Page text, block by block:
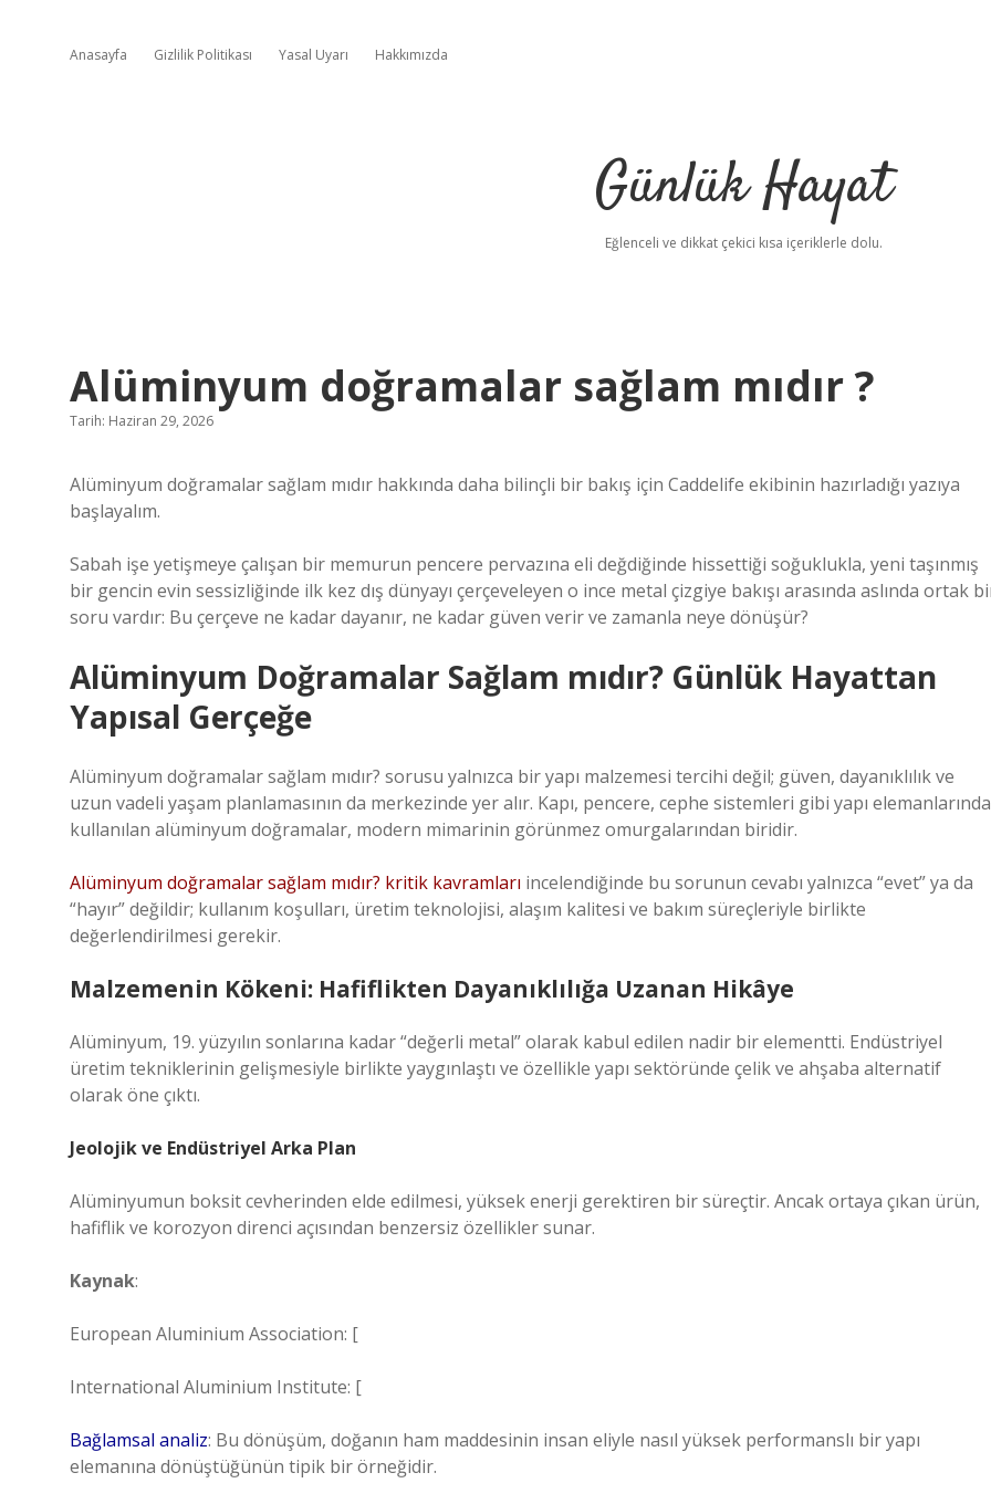
Anasayfa Gizlilik Politikası Yasal Uyarı Hakkımızda
Günlük Hayat
Eğlenceli ve dikkat çekici kısa içeriklerle dolu.
Alüminyum doğramalar sağlam mıdır ?
Tarih: Haziran 29, 2026
Alüminyum doğramalar sağlam mıdır hakkında daha bilinçli bir bakış için Caddelife ekibinin hazırladığı yazıya
başlayalım.
Sabah işe yetişmeye çalışan bir memurun pencere pervazına eli değdiğinde hissettiği soğuklukla, yeni taşınmış
bir gencin evin sessizliğinde ilk kez dış dünyayı çerçeveleyen o ince metal çizgiye bakışı arasında aslında ortak
soru vardır: Bu çerçeve ne kadar dayanır, ne kadar güven verir ve zamanla neye dönüşür?
Alüminyum Doğramalar Sağlam mıdır? Günlük Hayattan
Yapısal Gerçeğe
Alüminyum doğramalar sağlam mıdır? sorusu yalnızca bir yapı malzemesi tercihi değil; güven, dayanıklılık ve
uzun vadeli yaşam planlamasının da merkezinde yer alır. Kapı, pencere, cephe sistemleri gibi yapı elemanlarında
kullanılan alüminyum doğramalar, modern mimarinin görünmez omurgalarından biridir.
Alüminyum doğramalar sağlam mıdır? kritik kavramları incelendiğinde bu sorunun cevabı yalnızca “evet” ya da
“hayır” değildir; kullanım koşulları, üretim teknolojisi, alaşım kalitesi ve bakım süreçleriyle birlikte
değerlendirilmesi gerekir.
Malzemenin Kökeni: Hafiflikten Dayanıklılığa Uzanan Hikâye
Alüminyum, 19. yüzyılın sonlarına kadar “değerli metal” olarak kabul edilen nadir bir elementti. Endüstriyel
üretim tekniklerinin gelişmesiyle birlikte yaygınlaştı ve özellikle yapı sektöründe çelik ve ahşaba alternatif
olarak öne çıktı.
Jeolojik ve Endüstriyel Arka Plan
Alüminyumun boksit cevherinden elde edilmesi, yüksek enerji gerektiren bir süreçtir. Ancak ortaya çıkan ürün,
hafiflik ve korozyon direnci açısından benzersiz özellikler sunar.
Kaynak:
European Aluminium Association: [
International Aluminium Institute: [
Bağlamsal analiz: Bu dönüşüm, doğanın ham maddesinin insan eliyle nasıl yüksek performanslı bir yapı
elemanına dönüştüğünün tipik bir örneğidir.